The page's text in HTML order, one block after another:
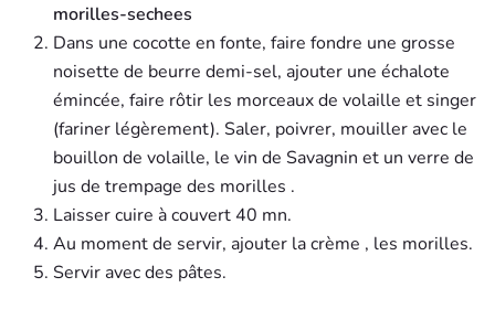
morilles-sechees
Dans une cocotte en fonte, faire fondre une grosse
noisette de beurre demi-sel, ajouter une échalote
émincée, faire rôtir les morceaux de volaille et singer
(fariner légèrement). Saler, poivrer, mouiller avec le
bouillon de volaille, le vin de Savagnin et un verre de
jus de trempage des morilles .
Laisser cuire à couvert 40 mn.
Au moment de servir, ajouter la crème , les morilles.
Servir avec des pâtes.